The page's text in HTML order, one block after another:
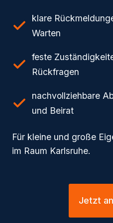
klare
Warten
feste
Rückfragen
nachvollziehbare
und Beirat
Für kleine und große
im Raum Karlsruhe.
Jetzt